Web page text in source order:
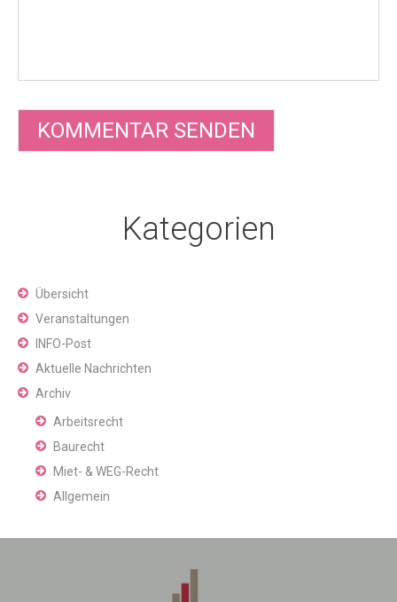
Kategorien
Übersicht
Veranstaltungen
INFO-Post
Aktuelle Nachrichten
Archiv
Arbeitsrecht
Baurecht
Miet- & WEG-Recht
Allgemein